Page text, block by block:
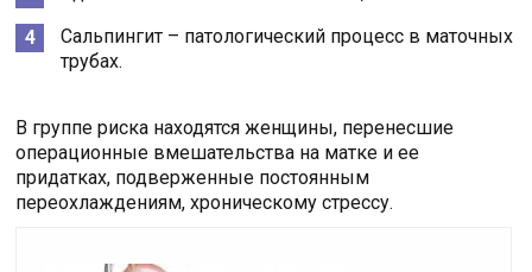
Сальпингит – патологический процесс в маточных
трубах.
В группе риска находятся женщины, перенесшие
операционные вмешательства на матке и ее
придатках, подверженные постоянным
переохлаждениям, хроническому стрессу.